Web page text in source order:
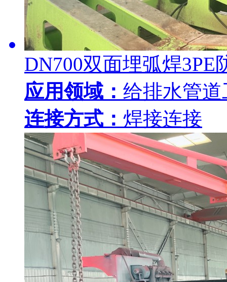
DN700双面埋弧焊3PE
应用领域： 给排水管道
连接方式： 焊接连接